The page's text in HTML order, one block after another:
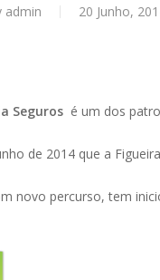
admin 20 Junho,
Seguros é um dos
de 2014 que a
novo percurso, tem